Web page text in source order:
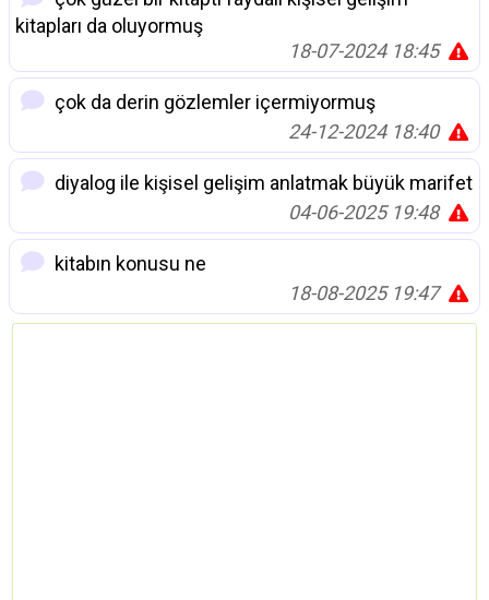
kitapları da oluyormuş
18-07-2024 18:45
çok da derin gözlemler içermiyormuş
24-12-2024 18:40
diyalog ile kişisel gelişim anlatmak büyük marifet
04-06-2025 19:48
kitabın konusu ne
18-08-2025 19:47